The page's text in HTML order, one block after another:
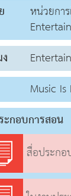
หน่วยกา
Music
กอบการสอน
สื่อประกอบ